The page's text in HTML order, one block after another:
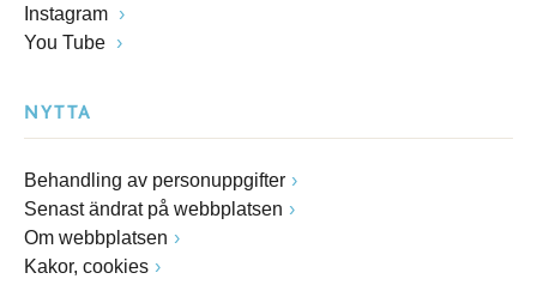
Instagram
You Tube
NYTTA
Behandling av personuppgifter
Senast ändrat på webbplatsen
Om webbplatsen
Kakor, cookies